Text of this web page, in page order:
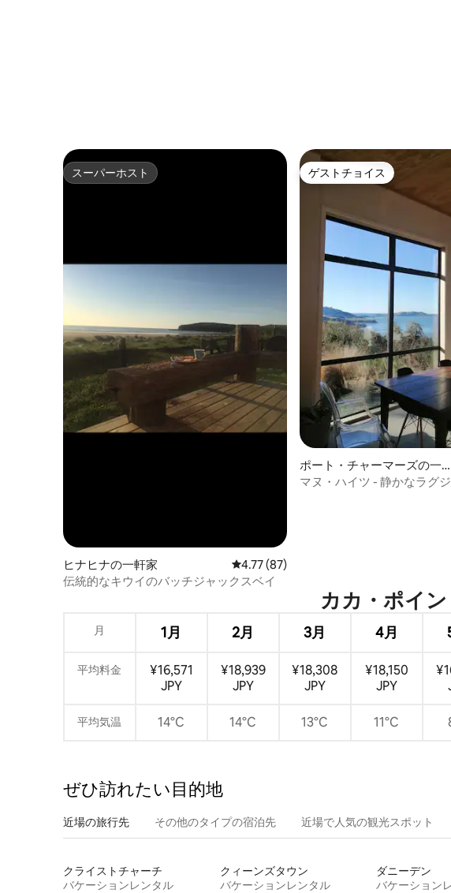
スーパーホスト
スーパーホスト
ヒナヒナの一軒家 レビュー87件、5つ星中4.77つ星の平均評
4.77 (87)
伝統的なキウイのバッチジャックスベイ
ゲストチョイス
ゲストチョイス
ポート・チャーマーズの一軒
家
マヌ・ハイツ - 静かなラグ
カカ・ポイ
月 1月 2月 3月 4月
平均料金
¥16,571
JPY
¥18,939
JPY
¥18,308
JPY
¥18,150
JPY
平均気温 14°C 14°C 13°C 11°C
ぜひ訪⁠れ⁠た⁠い目⁠的⁠地
近場の旅行先 その他のタ⁠イ⁠プ⁠の宿⁠泊⁠先 近場で人気の観光スポット
クライストチャーチ
バケーションレンタル
クィーンズタウン
バケーションレンタル
ダニーデン
バケーション